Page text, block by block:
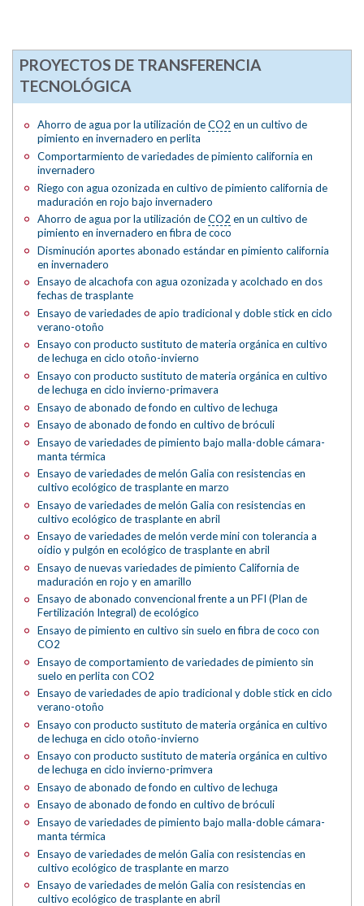
PROYECTOS DE TRANSFERENCIA
TECNOLÓGICA
Ahorro de agua por la utilización deCO2 en un cultivo de
pimiento en invernadero en perlita
Comportarmiento de variedades de pimiento california en
invernadero
Riego con agua ozonizada en cultivo de pimiento california de
maduración en rojo bajo invernadero
Ahorro de agua por la utilización deCO2 en un cultivo de
pimiento en invernadero en fibra de coco
Disminución aportes abonado estándar en pimiento california
en invernadero
Ensayo de alcachofa con agua ozonizada y acolchado en dos
fechas de trasplante
Ensayo de variedades de apio tradicional y doble stick en ciclo
verano-otoño
Ensayo con producto sustituto de materia orgánica en cultivo
de lechuga en ciclo otoño-invierno
Ensayo con producto sustituto de materia orgánica en cultivo
de lechuga en ciclo invierno-primavera
Ensayo de abonado de fondo en cultivo de lechuga
Ensayo de abonado de fondo en cultivo de bróculi
Ensayo de variedades de pimiento bajo malla-doble cámara-
manta térmica
Ensayo de variedades de melón Galia con resistencias en
cultivo ecológico de trasplante en marzo
Ensayo de variedades de melón Galia con resistencias en
cultivo ecológico de trasplante en abril
Ensayo de variedades de melón verde mini con tolerancia a
oídio y pulgón en ecológico de trasplante en abril
Ensayo de nuevas variedades de pimiento California de
maduración en rojo y en amarillo
Ensayo de abonado convencional frente a un PFI (Plan de
Fertilización Integral) de ecológico
Ensayo de pimiento en cultivo sin suelo en fibra de coco con
CO2
Ensayo de comportamiento de variedades de pimiento sin
suelo en perlita con CO2
Ensayo de variedades de apio tradicional y doble stick en ciclo
verano-otoño
Ensayo con producto sustituto de materia orgánica en cultivo
de lechuga en ciclo otoño-invierno
Ensayo con producto sustituto de materia orgánica en cultivo
de lechuga en ciclo invierno-primvera
Ensayo de abonado de fondo en cultivo de lechuga
Ensayo de abonado de fondo en cultivo de bróculi
Ensayo de variedades de pimiento bajo malla-doble cámara-
manta térmica
Ensayo de variedades de melón Galia con resistencias en
cultivo ecológico de trasplante en marzo
Ensayo de variedades de melón Galia con resistencias en
cultivo ecológico de trasplante en abril